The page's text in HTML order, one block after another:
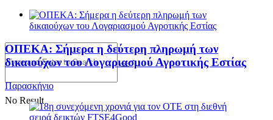
No Result
ΟΠΕΚΑ: Σήμερα η δεύτερη πληρωμή των
δικαιούχων του Λογαριασμού Αγροτικής Εστίας
Παρασκήνιο